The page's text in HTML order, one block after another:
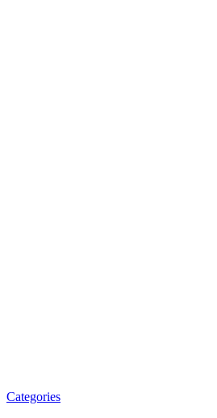
Categories